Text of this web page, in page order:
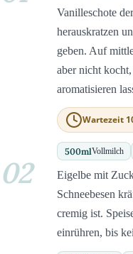
Vanilleschote
herauskratzen
geben. Auf
aber nicht
aromatisieren
Wartezeit
500mlVollmilch
02
Eigelbe mit
Schneebesen
cremig ist.
einrühren, bis